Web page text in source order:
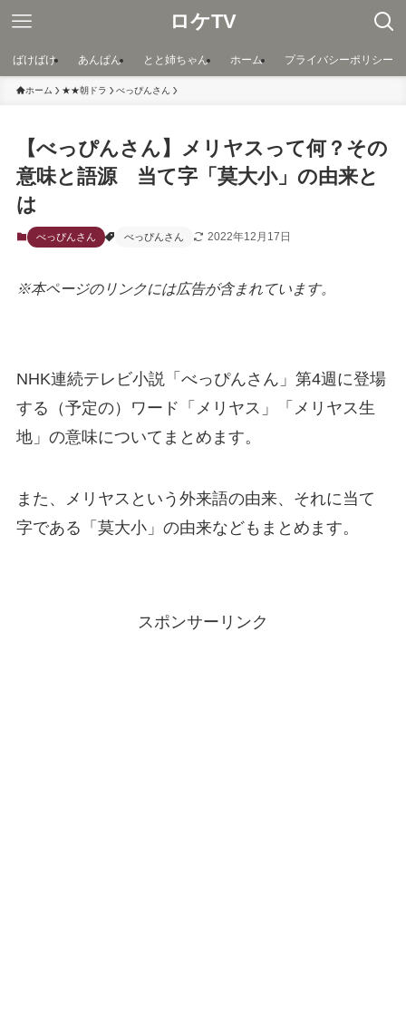
ロケTV
ばけばけ あんぱん とと姉ちゃん ホーム プライバシーポリシー
ホーム ★★朝ドラ べっぴんさん
【べっぴんさん】メリヤスって何？その
意味と語源 当て字「莫大小」の由来と
は
べっぴんさん べっぴんさん 2022年12月17日
※本ページのリンクには広告が含まれています。
NHK連続テレビ小説「べっぴんさん」第4週に登場
する（予定の）ワード「メリヤス」「メリヤス生
地」の意味についてまとめます。
また、メリヤスという外来語の由来、それに当て
字である「莫大小」の由来などもまとめます。
スポンサーリンク